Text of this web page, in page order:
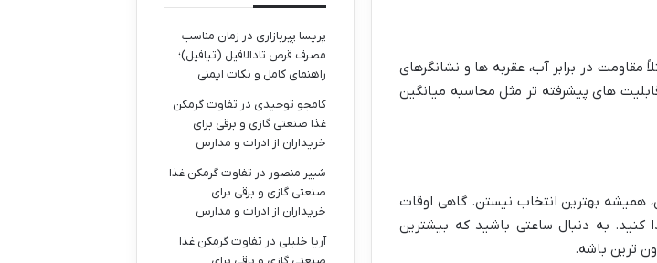
در برابر آب، عقربه ها و نشانگرهای
های پیشرفته تر مثل محاسبه میانگین
همیشه بهترین انتخاب نیستن. گاهی اوقات
کنید. به دنبال ساعتی باشید که بیشترین
ترین باشه.
پریسا پیربازاری در زمان مناسب
مصرف قرص تادالافیل (تیافیل)؛
راهنمای کامل و نکات ایمنی
کامجو توحیدی در تفاوت گرمکن
غذا صنعتی گازی و برقی برای
خریداران از ادرات و مدارس
شبیر منصور در تفاوت گرمکن غذا
صنعتی گازی و برقی برای
خریداران از ادرات و مدارس
آریا خلیلی در تفاوت گرمکن غذا